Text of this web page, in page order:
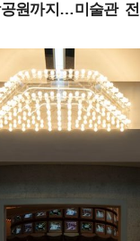
원까지…미술관